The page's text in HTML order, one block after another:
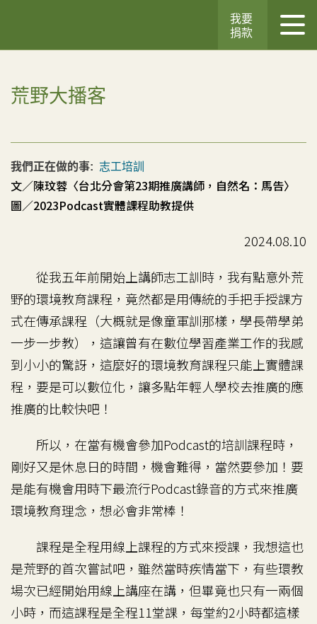
我要
捐款
荒野大播客
我們正在做的事: 志工培訓
文／陳玟蓉〈台北分會第23期推廣講師，自然名：馬告〉
圖／2023Podcast實體課程助教提供
2024.08.10
從我五年前開始上講師志工訓時，我有點意外荒
野的環境教育課程，竟然都是用傳統的手把手授課方
式在傳承課程（大概就是像童軍訓那樣，學長帶學弟
一步一步教），這讓曾有在數位學習產業工作的我感
到小小的驚訝，這麼好的環境教育課程只能上實體課
程，要是可以數位化，讓多點年輕人學校去推廣的應
推廣的比較快吧！
所以，在當有機會參加Podcast的培訓課程時，
剛好又是休息日的時間，機會難得，當然要參加！要
是能有機會用時下最流行Podcast錄音的方式來推廣
環境教育理念，想必會非常棒！
課程是全程用線上課程的方式來授課，我想這也
是荒野的首次嘗試吧，雖然當時疾情當下，有些環教
場次已經開始用線上講座在講，但畢竟也只有一兩個
小時，而這課程是全程11堂課，每堂約2小時都這樣